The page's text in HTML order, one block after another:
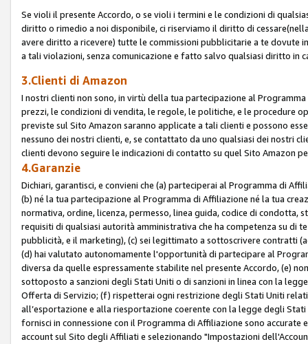
Se violi il presente Accordo, o se violi i termini e le condizioni di
diritto o rimedio a noi disponibile, ci riserviamo il diritto di
avere diritto a ricevere) tutte le commissioni pubblicitarie a te dovute
a tali violazioni, senza comunicazione e fatto salvo qualsiasi diritto in
3.Clienti di Amazon
I nostri clienti non sono, in virtù della tua partecipazione al
prezzi, le condizioni di vendita, le regole, le politiche, e le procedure
previste sul Sito Amazon saranno applicate a tali clienti e possono
nessuno dei nostri clienti, e, se contattato da uno qualsiasi dei nostri
clienti devono seguire le indicazioni di contatto su quel Sito Amazon
4.Garanzie
Dichiari, garantisci, e convieni che (a) parteciperai al Programma di
(b) né la tua partecipazione al Programma di Affiliazione né la tua
normativa, ordine, licenza, permesso, linea guida, codice di
requisiti di qualsiasi autorità amministrativa che ha competenza su di
pubblicità, e il marketing), (c) sei legittimato a sottoscrivere contratti
(d) hai valutato autonomamente l'opportunità di partecipare al
diversa da quelle espressamente stabilite nel presente Accordo, (e)
sottoposto a sanzioni degli Stati Uniti o di sanzioni in linea con la
Offerta di Servizio; (f) rispetterai ogni restrizione degli Stati Uniti
all’esportazione e alla riesportazione coerente con la legge degli
fornisci in connessione con il Programma di Affiliazione sono
account sul Sito degli Affiliati e selezionando "Impostazioni